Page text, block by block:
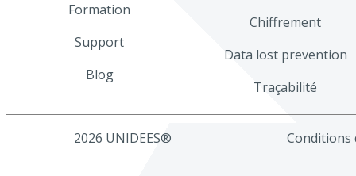
Formation
Support
Blog
Chiffrement
Data lost prevention
Traçabilité
2026 UNIDEES® Conditions